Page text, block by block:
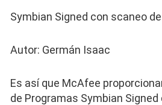
Symbian Signed con scaneo
Autor: Germán Isaac
Es así que McAfee
de Programas Symbian